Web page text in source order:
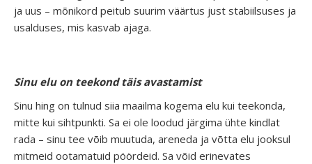
ja uus – mõnikord peitub suurim väärtus just stabiilsuses ja
usalduses, mis kasvab ajaga.
Sinu elu on teekond täis avastamist
Sinu hing on tulnud siia maailma kogema elu kui teekonda,
mitte kui sihtpunkti. Sa ei ole loodud järgima ühte kindlat
rada – sinu tee võib muutuda, areneda ja võtta elu jooksul
mitmeid ootamatuid pöördeid. Sa võid erinevates